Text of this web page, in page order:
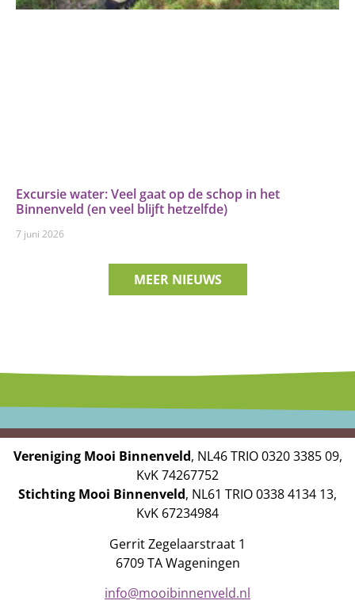
Excursie water: Veel gaat op de schop in het
Binnenveld (en veel blijft hetzelfde)
7 juni 2026
MEER NIEUWS
Vereniging Mooi Binnenveld, NL46 TRIO 0320 3385 09,
KvK 74267752
Stichting Mooi Binnenveld, NL61 TRIO 0338 4134 13,
KvK 67234984
Gerrit Zegelaarstraat 1
6709 TA Wageningen
info@mooibinnenveld.nl